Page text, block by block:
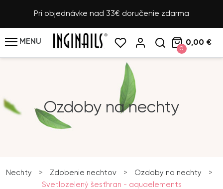
Pri objednávke nad 33€ doručenie zdarma
MENU
0
0,00 €
Ozdoby na nechty
Nechty > Zdobenie nechtov > Ozdoby na nechty
>
Svetlozelený šesťhran - aquaelements